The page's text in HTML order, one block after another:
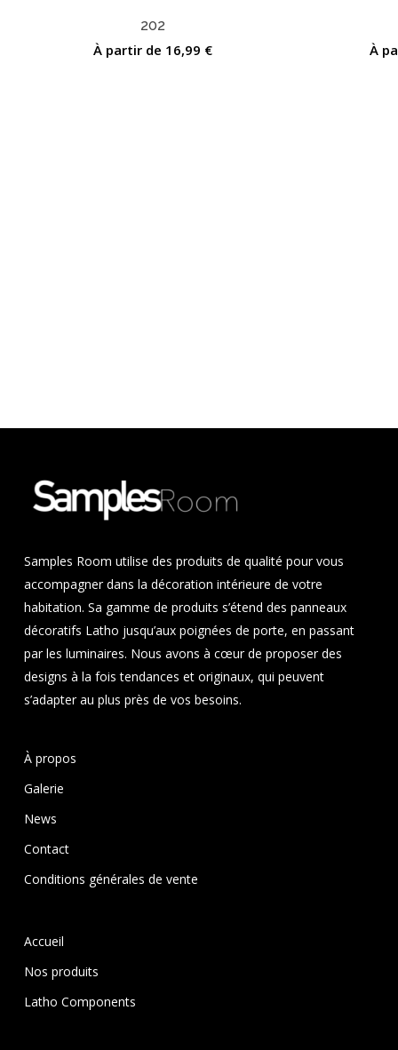
202
À partir de 16,99 € À
Samples Room utilise des produits de qualité pour vous
accompagner dans la décoration intérieure de votre
habitation. Sa gamme de produits s’étend des panneaux
décoratifs Latho jusqu’aux poignées de porte, en passant
par les luminaires. Nous avons à cœur de proposer des
designs à la fois tendances et originaux, qui peuvent
s’adapter au plus près de vos besoins.
À propos
Galerie
News
Contact
Conditions générales de vente
Accueil
Nos produits
Latho Components